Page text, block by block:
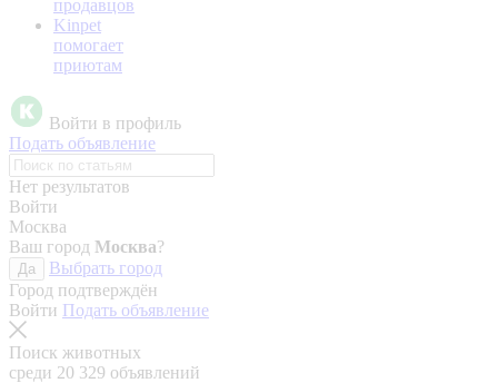
продавцов
Kinpet
помогает
приютам
Войти в профиль
Подать объявление
Нет результатов
Войти
Москва
Ваш город Москва?
Да
Выбрать город
Город подтверждён
Войти Подать объявление
Поиск животных
среди 20 329 объявлений